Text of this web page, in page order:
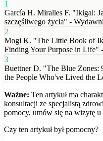
1
García H. Miralles F. "Ikigai:
szczęśliwego życia" -
2
Mogi K. "The Little Book of
Finding Your Purpose in Life"
3
Buettner D. "The Blue Zones:
the People Who've Lived the
Ważne: Ten artykuł ma
konsultacji ze specjalistą
pomocy, umów się na wizytę
Czy ten artykuł był pomocny?